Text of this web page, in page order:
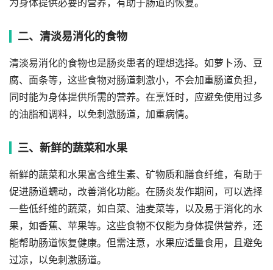
为身体提供必要的营养，有助于肠道的恢复。
二、清淡易消化的食物
清淡易消化的食物也是肠炎患者的理想选择。如萝卜汤、豆
腐、面条等，这些食物对肠道刺激小，不会加重肠道负担，
同时能为身体提供所需的营养。在烹饪时，应避免使用过多
的油脂和调料，以免刺激肠道，加重病情。
三、新鲜的蔬菜和水果
新鲜的蔬菜和水果富含维生素、矿物质和膳食纤维，有助于
促进肠道蠕动，改善消化功能。在肠炎发作期间，可以选择
一些低纤维的蔬菜，如白菜、油麦菜等，以及易于消化的水
果，如香蕉、苹果等。这些食物不仅能为身体提供营养，还
能帮助肠道恢复健康。但需注意，水果应适量食用，且避免
过凉，以免刺激肠道。